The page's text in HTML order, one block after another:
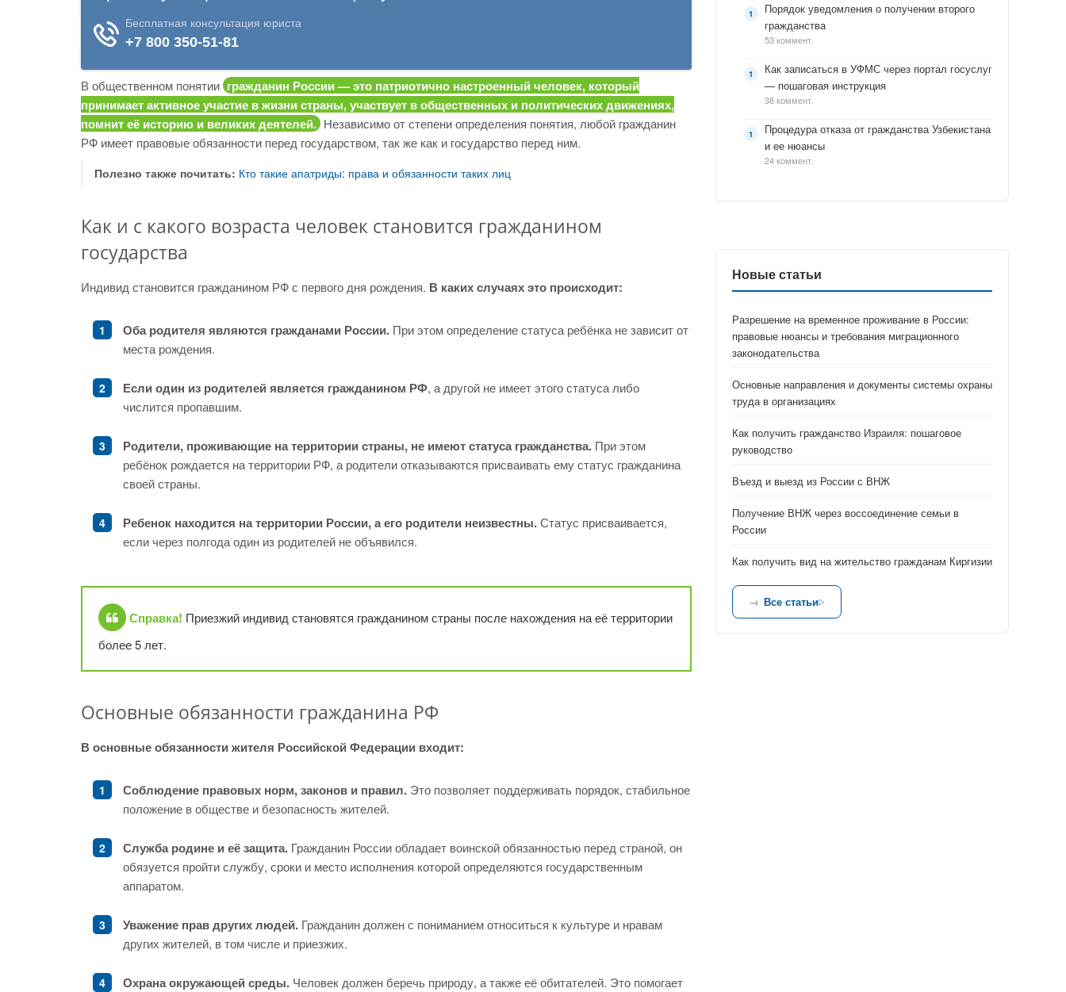
В общественном понятии гражданин России — это патриотично настроенный человек, который
принимает активное участие в жизни страны, участвует в общественных и политических движениях,
помнит её историю и великих деятелей. Независимо от степени определения понятия, любой гражданин
РФ имеет правовые обязанности перед государством, так же как и государство перед ним.
Полезно также почитать: Кто такие апатриды: права и обязанности таких лиц
Как и с какого возраста человек становится гражданином
государства
Индивид становится гражданином РФ с первого дня рождения. В каких случаях это происходит:
Оба родителя являются гражданами России. При этом определение статуса ребёнка не зависит от
места рождения.
Если один из родителей является гражданином РФ, а другой не имеет этого статуса либо
числится пропавшим.
Родители, проживающие на территории страны, не имеют статуса гражданства. При этом
ребёнок рождается на территории РФ, а родители отказываются присваивать ему статус гражданина
своей страны.
Ребенок находится на территории России, а его родители неизвестны.Статус присваивается,
если через полгода один из родителей не объявился.
Справка! Приезжий индивид становятся гражданином страны после нахождения на её территории
более 5 лет.
Основные обязанности гражданина РФ
В основные обязанности жителя Российской Федерации входит:
Соблюдение правовых норм, законов и правил. Это позволяет поддерживать порядок, стабильное
положение в обществе и безопасность жителей.
Служба родине и её защита. Гражданин России обладает воинской обязанностью перед страной, он
обязуется пройти службу, сроки и место исполнения которой определяются государственным
аппаратом.
Уважение прав других людей. Гражданин должен с пониманием относиться к культуре и нравам
других жителей, в том числе и приезжих.
Охрана окружающей среды. Человек должен беречь природу, а также её обитателей. Это помогает
Порядок уведомления о получении второго
гражданства
53 коммент.
Как записаться в УФМС через портал госуслуг
— пошаговая инструкция
38 коммент.
Процедура отказа от гражданства Узбекистана
и ее нюансы
24 коммент.
Новые статьи
Разрешение на временное проживание в России:
правовые нюансы и требования миграционного
законодательства
Основные направления и документы системы охраны
труда в организациях
Как получить гражданство Израиля: пошаговое
руководство
Въезд и выезд из России с ВНЖ
Получение ВНЖ через воссоединение семьи в
России
Как получить вид на жительство гражданам Киргизии
Все статьи